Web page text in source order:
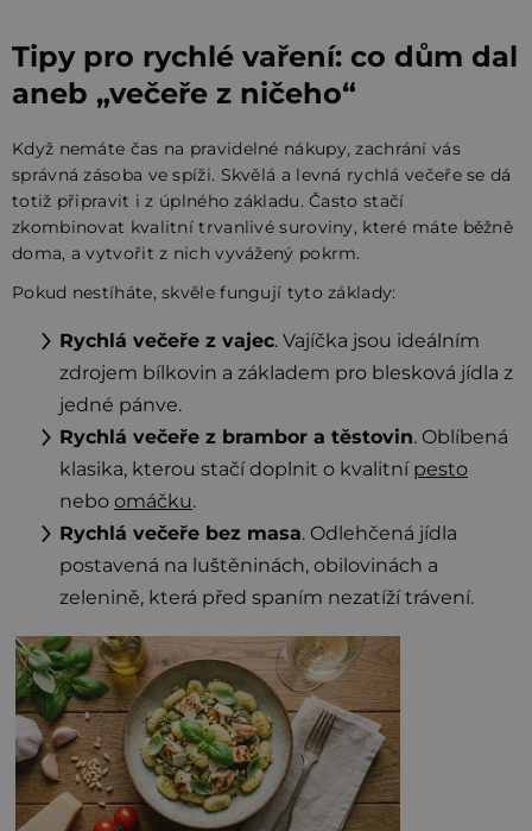
Tipy pro rychlé vaření: co dům dal
aneb „večeře z ničeho“
Když nemáte čas na pravidelné nákupy, zachrání vás
správná zásoba ve spíži. Skvělá a levná rychlá večeře se dá
totiž připravit i z úplného základu. Často stačí
zkombinovat kvalitní trvanlivé suroviny, které máte běžně
doma, a vytvořit z nich vyvážený pokrm.
Pokud nestíháte, skvěle fungují tyto základy:
Rychlá večeře z vajec. Vajíčka jsou ideálním
zdrojem bílkovin a základem pro blesková jídla z
jedné pánve.
Rychlá večeře z brambor a těstovin. Oblíbená
klasika, kterou stačí doplnit o kvalitní pesto
nebo omáčku.
Rychlá večeře bez masa. Odlehčená jídla
postavená na luštěninách, obilovinách a
zelenině, která před spaním nezatíží trávení.